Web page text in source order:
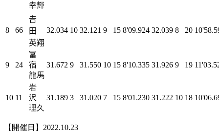
幸輝
8 66
𠮷
田
英翔
32.034 10 32.121 9 15 8'09.924 32.039 8 20
9 24
冨
宿
龍馬
31.672 9 31.550 10 15 8'10.335 31.926 9 19
10 11
岩
沢
理久
31.189 3 31.020 7 15 8'01.230 31.222 10 18
【開催日】2022.10.23